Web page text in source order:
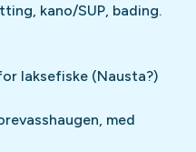
kano/SUP, bading.
laksefiske (Nausta?)
med